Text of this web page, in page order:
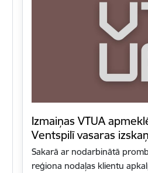
Izmaiņas VTUA
Ventspilī vasaras
Sakarā ar nodarbinātā
reģiona nodaļas klientu